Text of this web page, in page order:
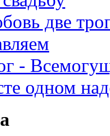
две
-
одном